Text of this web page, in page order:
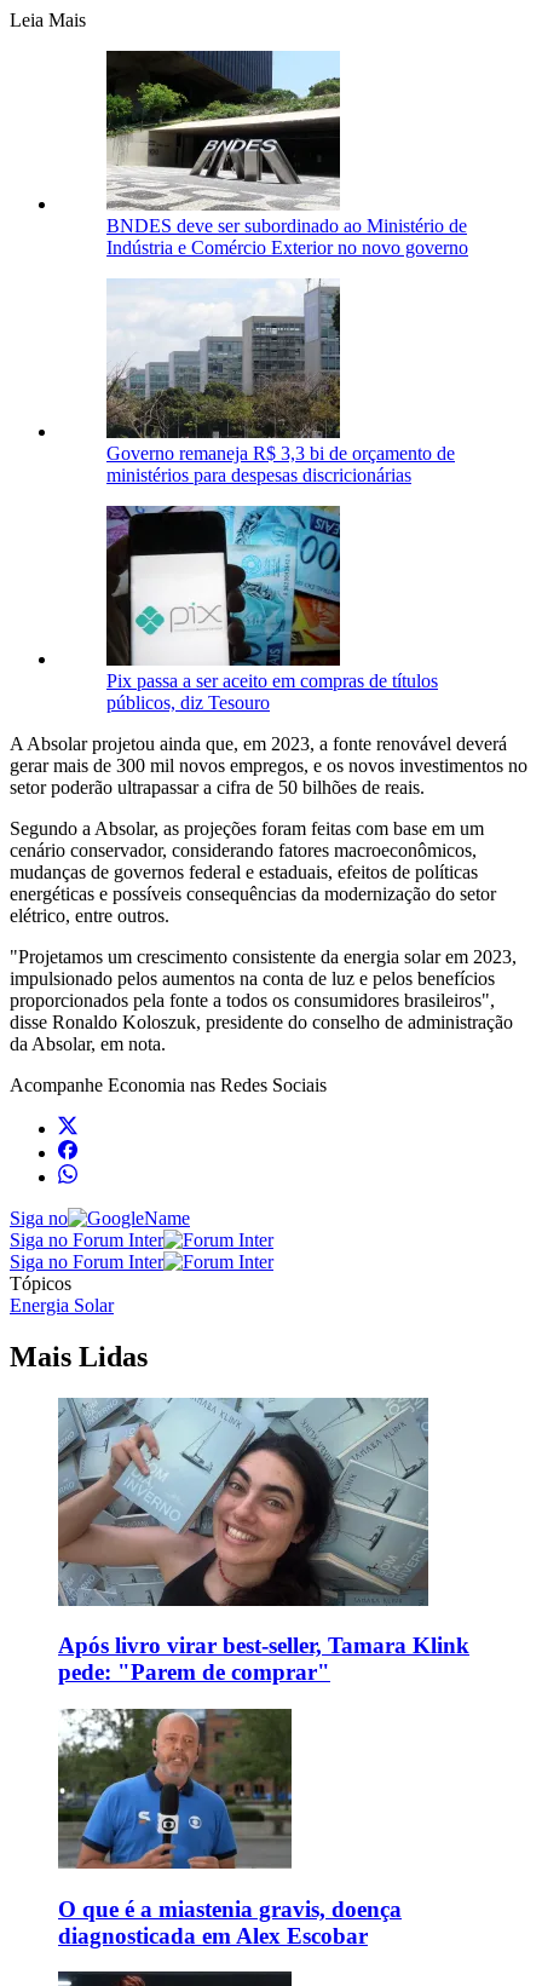
Leia Mais
BNDES deve ser subordinado ao Ministério de
Indústria e Comércio Exterior no novo governo
Governo remaneja R$ 3,3 bi de orçamento de
ministérios para despesas discricionárias
Pix passa a ser aceito em compras de títulos
públicos, diz Tesouro
A Absolar projetou ainda que, em 2023, a fonte renovável deverá
gerar mais de 300 mil novos empregos, e os novos investimentos no
setor poderão ultrapassar a cifra de 50 bilhões de reais.
Segundo a Absolar, as projeções foram feitas com base em um
cenário conservador, considerando fatores macroeconômicos,
mudanças de governos federal e estaduais, efeitos de políticas
energéticas e possíveis consequências da modernização do setor
elétrico, entre outros.
"Projetamos um crescimento consistente da energia solar em 2023,
impulsionado pelos aumentos na conta de luz e pelos benefícios
proporcionados pela fonte a todos os consumidores brasileiros",
disse Ronaldo Koloszuk, presidente do conselho de administração
da Absolar, em nota.
Acompanhe Economia nas Redes Sociais
Siga no
Siga no Forum Inter
Siga no Forum Inter
Tópicos
Energia Solar
Mais Lidas
Após livro virar best-seller, Tamara Klink
pede: "Parem de comprar"
O que é a miastenia gravis, doença
diagnosticada em Alex Escobar